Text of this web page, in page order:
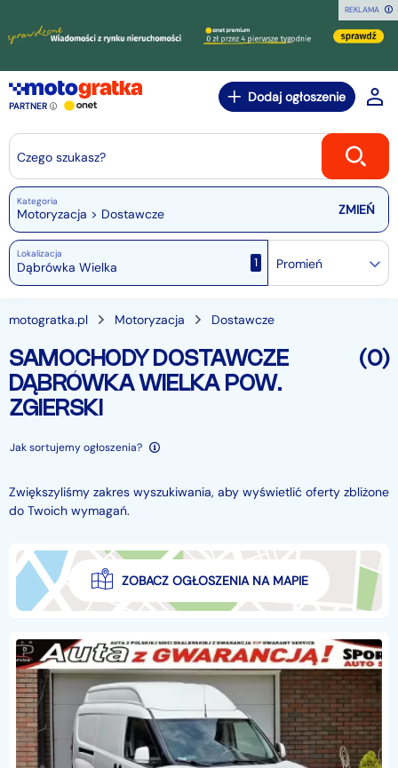
REKLAMA
PARTNER
Dodaj ogłoszenie
Czego szukasz?
Kategoria
Motoryzacja > Dostawcze
Lokalizacja
1 Promień
motogratka.pl Motoryzacja Dostawcze
SAMOCHODY DOSTAWCZE
DĄBRÓWKA WIELKA POW.
ZGIERSKI
(0)
Jak sortujemy ogłoszenia?
Zwiększyliśmy zakres wyszukiwania, aby wyświetlić oferty zbliżone
do Twoich wymagań.
ZOBACZ OGŁOSZENIA NA MAPIE